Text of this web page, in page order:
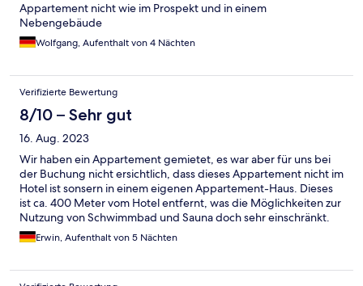
Appartement nicht wie im Prospekt und in einem
Nebengebäude
Wolfgang, Aufenthalt von 4 Nächten
Verifizierte Bewertung
8/10 – Sehr gut
16. Aug. 2023
Wir haben ein Appartement gemietet, es war aber für uns bei
der Buchung nicht ersichtlich, dass dieses Appartement nicht im
Hotel ist sonsern in einem eigenen Appartement-Haus. Dieses
ist ca. 400 Meter vom Hotel entfernt, was die Möglichkeiten zur
Nutzung von Schwimmbad und Sauna doch sehr einschränkt.
Erwin, Aufenthalt von 5 Nächten